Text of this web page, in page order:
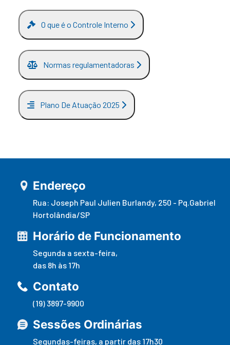
O que é o Controle Interno
Normas regulamentadoras
Plano De Atuação 2025
Endereço
Rua: Joseph Paul Julien Burlandy, 250 - Pq.Gabriel
Hortolândia/SP
Horário de Funcionamento
Segunda a sexta-feira,
das 8h às 17h
Contato
(19) 3897-9900
Sessões Ordinárias
Segundas-feiras, a partir das 17h30